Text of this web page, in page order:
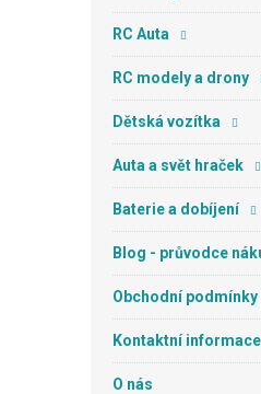
RC Auta
RC modely a drony
Dětská vozítka
Auta a svět hraček
Baterie a dobíjení
Blog - průvodce
Obchodní podmínky
Kontaktní informace
O nás